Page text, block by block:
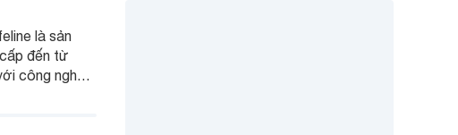
là sản
đến từ
công nghệ